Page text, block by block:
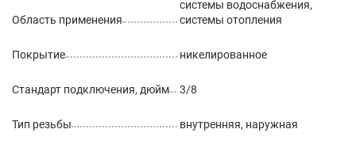
Область применения
системы водоснабжения,
системы отопления
Покрытие никелированное
Стандарт подключения, дюйм 3/8
Тип резьбы внутренняя, наружная